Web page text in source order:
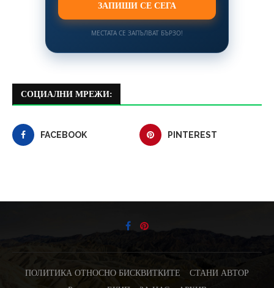
ЗАПИШИ СЕ СЕГА
МЕСТАТА СЕ ЗАПЪЛВАТ БЪРЗО!
СОЦИАЛНИ МРЕЖИ:
FACEBOOK PINTEREST
ПОЛИТИКА ОТНОСНО БИСКВИТКИТЕ
СТАНИ АВТОР